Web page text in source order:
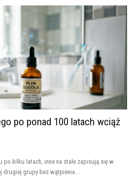
po ponad 100 latach wciąż
po kilku latach, inne na stałe zapisują się w
drugiej grupy bez wątpienia...